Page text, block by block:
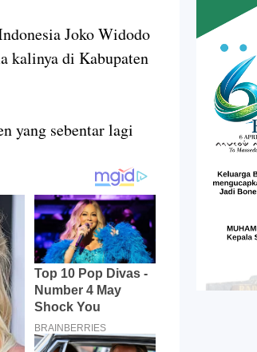
Joko Widodo
kalinya di Kabupaten
yang sebentar lagi